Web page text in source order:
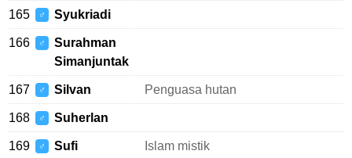
165 ♂ Syukriadi
166 ♂
Surahman
Simanjuntak
167 ♂ Silvan Penguasa hutan
168 ♂ Suherlan
169 ♂ Sufi Islam mistik